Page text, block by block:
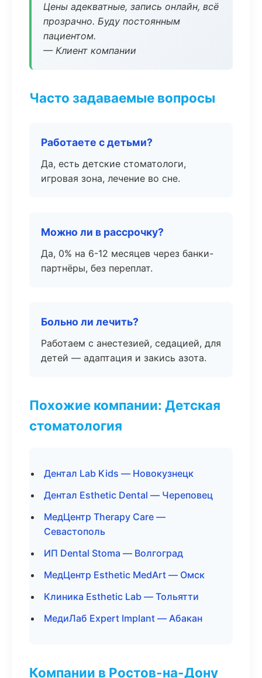
Цены адекватные, запись онлайн, всё
прозрачно. Буду постоянным
пациентом.
— Клиент компании
Часто задаваемые вопросы
Работаете с детьми?
Да, есть детские стоматологи,
игровая зона, лечение во сне.
Можно ли в рассрочку?
Да, 0% на 6-12 месяцев через банки-
партнёры, без переплат.
Больно ли лечить?
Работаем с анестезией, седацией, для
детей — адаптация и закись азота.
Похожие компании: Детская
стоматология
Дентал Lab Kids — Новокузнецк
Дентал Esthetic Dental — Череповец
МедЦентр Therapy Care —
Севастополь
ИП Dental Stoma — Волгоград
МедЦентр Esthetic MedArt — Омск
Клиника Esthetic Lab — Тольятти
МедиЛаб Expert Implant — Абакан
Компании в Ростов-на-Дону